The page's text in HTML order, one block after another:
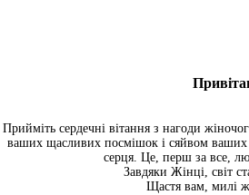
Прийміть сердечні вітання з нагоди
ваших щасливих посмішок і сяйвом ваших
серця. Це, перш за все,
Завдяки Жінці, світ
Щастя вам, милі